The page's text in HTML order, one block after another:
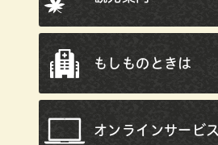
もしものときは
オンラインサービス